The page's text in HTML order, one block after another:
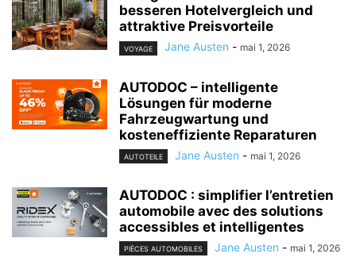
besseren Hotelvergleich und
attraktive Preisvorteile
VOYAGE Jane Austen - mai 1, 2026
AUTODOC – intelligente
Lösungen für moderne
Fahrzeugwartung und
kosteneffiziente Reparaturen
AUTOTEILE Jane Austen - mai 1, 2026
AUTODOC : simplifier l’entretien
automobile avec des solutions
accessibles et intelligentes
PIÈCES AUTOMOBILES Jane Austen - mai 1, 2026